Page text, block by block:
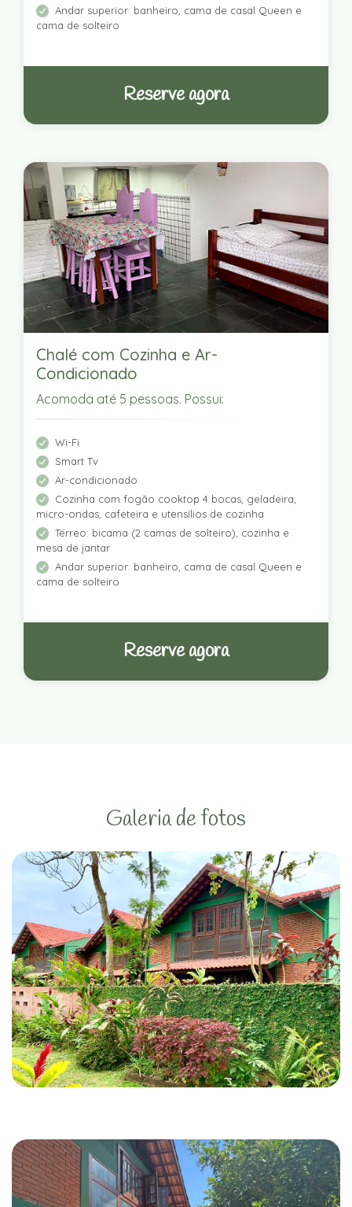
Andar superior: banheiro, cama de casal Queen e
cama de solteiro
Reserve agora
Chalé com Cozinha e Ar-
Condicionado
Acomoda até 5 pessoas. Possui:
Wi-Fi
Smart Tv
Ar-condicionado
Cozinha com fogão cooktop 4 bocas, geladeira,
micro-ondas, cafeteira e utensílios de cozinha
Térreo: bicama (2 camas de solteiro), cozinha e
mesa de jantar
Andar superior: banheiro, cama de casal Queen e
cama de solteiro
Reserve agora
Galeria de fotos